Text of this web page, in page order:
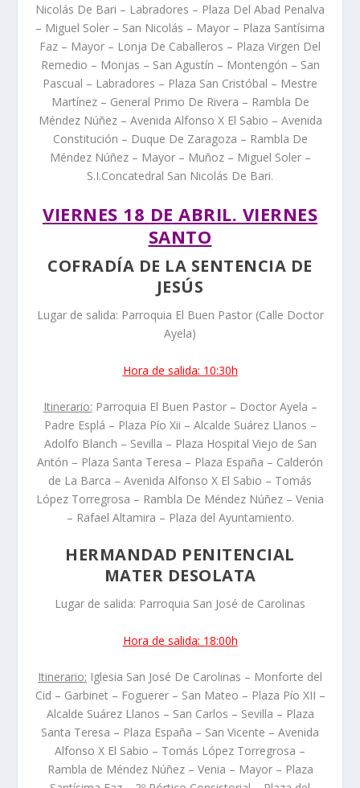
Nicolás De Bari – Labradores – Plaza Del Abad Penalva
– Miguel Soler – San Nicolás – Mayor – Plaza Santísima
Faz – Mayor – Lonja De Caballeros – Plaza Virgen Del
Remedio – Monjas – San Agustín – Montengón – San
Pascual – Labradores – Plaza San Cristóbal – Mestre
Martínez – General Primo De Rivera – Rambla De
Méndez Núñez – Avenida Alfonso X El Sabio – Avenida
Constitución – Duque De Zaragoza – Rambla De
Méndez Núñez – Mayor – Muñoz – Miguel Soler –
S.I.Concatedral San Nicolás De Bari.
VIERNES 18 DE ABRIL. VIERNES
SANTO
COFRADÍA DE LA SENTENCIA DE
JESÚS
Lugar de salida: Parroquia El Buen Pastor (Calle Doctor
Ayela)
Hora de salida: 10:30h
Itinerario: Parroquia El Buen Pastor – Doctor Ayela –
Padre Esplá – Plaza Pío Xii – Alcalde Suárez Llanos –
Adolfo Blanch – Sevilla – Plaza Hospital Viejo de San
Antón – Plaza Santa Teresa – Plaza España – Calderón
de La Barca – Avenida Alfonso X El Sabio – Tomás
López Torregrosa – Rambla De Méndez Núñez – Venia
– Rafael Altamira – Plaza del Ayuntamiento.
HERMANDAD PENITENCIAL
MATER DESOLATA
Lugar de salida: Parroquia San José de Carolinas
Hora de salida: 18:00h
Itinerario: Iglesia San José De Carolinas – Monforte del
Cid – Garbinet – Foguerer – San Mateo – Plaza Pío XII –
Alcalde Suárez Llanos – San Carlos – Sevilla – Plaza
Santa Teresa – Plaza España – San Vicente – Avenida
Alfonso X El Sabio – Tomás López Torregrosa –
Rambla de Méndez Núñez – Venia – Mayor – Plaza